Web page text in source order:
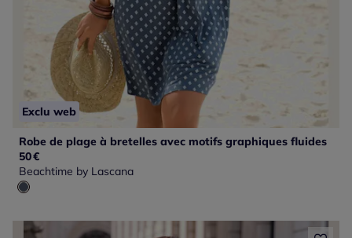
Exclu web
Robe de plage à bretelles avec motifs graphiques fluides
50€
Beachtime by Lascana